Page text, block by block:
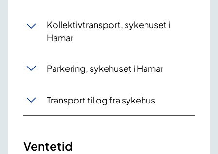
Kollektivtransport, sykehuset i
Hamar
Parkering, sykehuset i Hamar
Transport til og fra sykehus
Ventetid